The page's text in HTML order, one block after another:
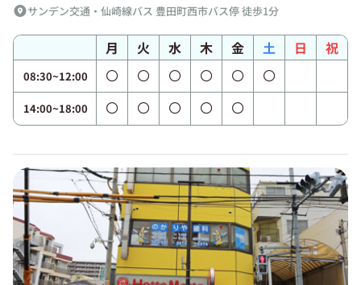
サンデン交通・仙崎線バス 豊田町西市バス停 徒歩1分
月 火 水 木 金 土 日 祝
08:30~12:00
14:00~18:00